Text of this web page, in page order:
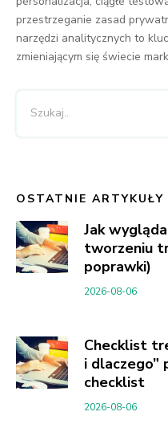
przestrzeganie zasad
narzędzi analitycznych to
zmieniającym się świecie
OSTATNIE ARTYKUŁY
Jak
tworzeniu
poprawki)
2026-08-06
Checklist
i dlaczego”
checklist
2026-08-06